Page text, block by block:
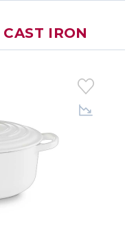
CAST IRON